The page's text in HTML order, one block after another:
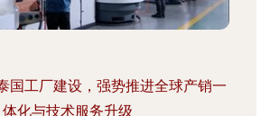
国工厂建设，强势推进全球产销一
体化与技术服务升级